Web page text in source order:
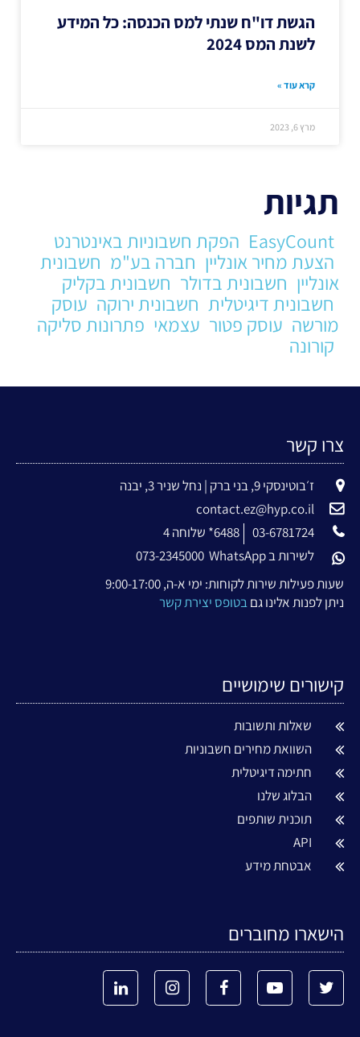
הגשת דו"ח שנתי למס הכנסה: כל המידע
לשנת המס 2024
קרא עוד »
מרץ 6, 2023
תגיות
EasyCount הפקת חשבוניות באינטרנט
הצעת מחיר אונליין חברה בע"מ חשבונית
אונליין חשבונית בדולר חשבונית בקליק
חשבונית דיגיטלית חשבונית ירוקה עוסק
מורשה עוסק פטור עצמאי פתרונות סליקה
קורונה
צרו קשר
ז׳בוטינסקי 9, בני ברק | נחל שניר 3, יבנה
contact.ez@hyp.co.il
03-6781724
6488* שלוחה 4
לשירות ב WhatsApp
073-2345000
שעות פעילות שירות לקוחות: ימי א-ה, 9:00-17:00
ניתן לפנות אלינו גםבטופס יצירת קשר
קישורים שימושיים
שאלות ותשובות
השוואת מחירים חשבוניות
חתימה דיגיטלית
הבלוג שלנו
תוכנית שותפים
API
אבטחת מידע
הישארו מחוברים